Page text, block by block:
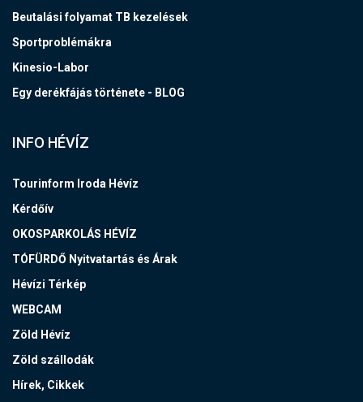
Beutalási folyamat TB kezelések
Sportproblémákra
Kinesio-Labor
Egy derékfájás története - BLOG
INFO HÉVÍZ
Tourinform Iroda Hévíz
Kérdőív
OKOSPARKOLÁS HÉVÍZ
TÓFÜRDŐ Nyitvatartás és Árak
Hévízi Térkép
WEBCAM
Zöld Hévíz
Zöld szállodák
Hírek, Cikkek